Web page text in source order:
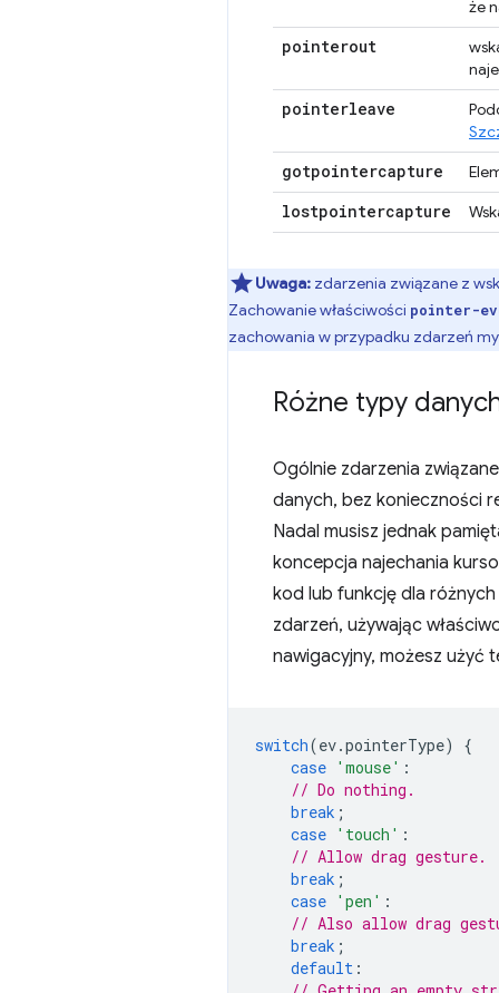
że
pointerout
pointerleave
gotpointercapture
lostpointercapture
Uwaga: zdarzenia związane z
Zachowanie właściwości pointer-
zachowania w przypadku zdarzeń
Różne typy
Ogólnie zdarzenia
danych, bez konieczności
Nadal musisz jednak
koncepcja najechania
kod lub funkcję dla
zdarzeń, używając
nawigacyjny, możesz użyć
switch(ev.pointerType)
{
case 'mouse' :
// Do nothing.
break ;
case 'touch' :
// Allow drag gesture.
break ;
case 'pen' :
// Also allow drag
break ;
default :